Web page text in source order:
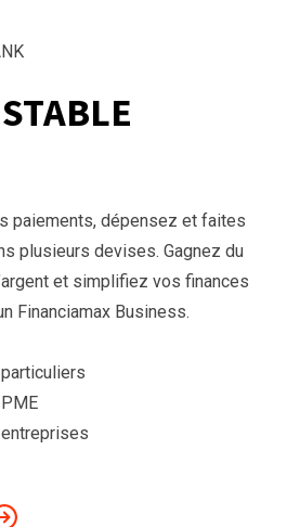
paiements, dépensez et faites
plusieurs devises. Gagnez du
et simplifiez vos finances
Financiamax Business.